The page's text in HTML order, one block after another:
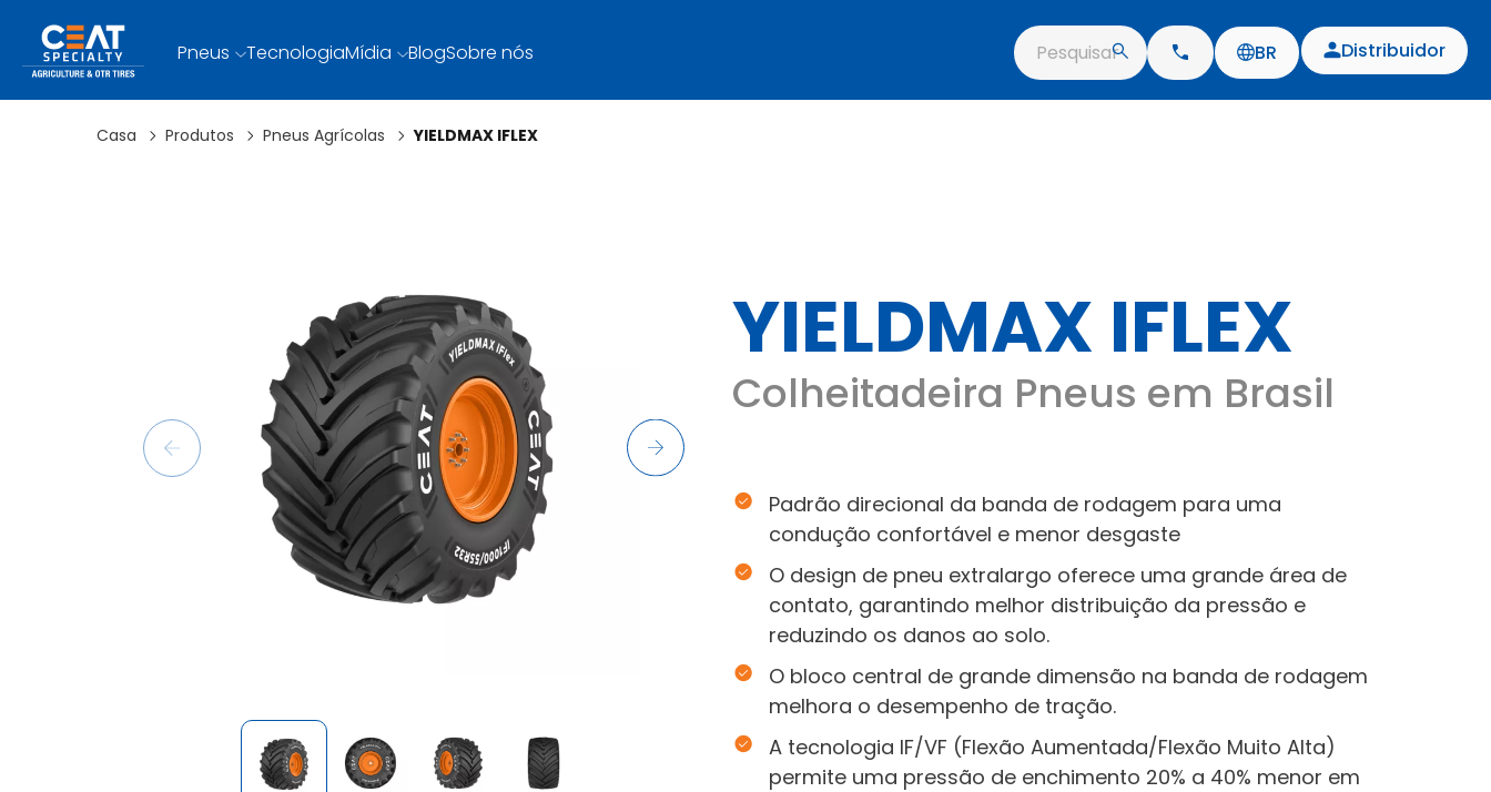
Pneus TecnologiaMídia BlogSobre nós Pesquisar BR Distribuidor
Casa Produtos Pneus Agrícolas YIELDMAX IFLEX
YIELDMAX IFLEX
Colheitadeira Pneus em Brasil
Padrão direcional da banda de rodagem para uma
condução confortável e menor desgaste
O design de pneu extralargo oferece uma grande área de
contato, garantindo melhor distribuição da pressão e
reduzindo os danos ao solo.
O bloco central de grande dimensão na banda de rodagem
melhora o desempenho de tração.
A tecnologia IF/VF (Flexão Aumentada/Flexão Muito Alta)
permite uma pressão de enchimento 20% a 40% menor em